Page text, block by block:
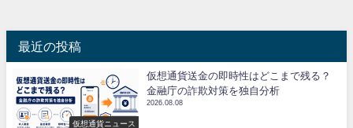
最近の投稿
仮想通貨ニュース
仮想通貨送金の即時性はどこまで残る？
金融庁の詐欺対策を独自分析
2026.08.08